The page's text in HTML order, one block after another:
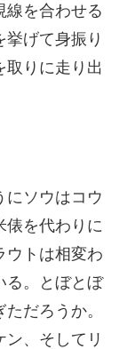
線を合わせる
げて身振り
取りに走り出
にソウはコウ
俵を代わりに
ウトは相変わ
る。とぼとぼ
だろうか。
、そしてリ